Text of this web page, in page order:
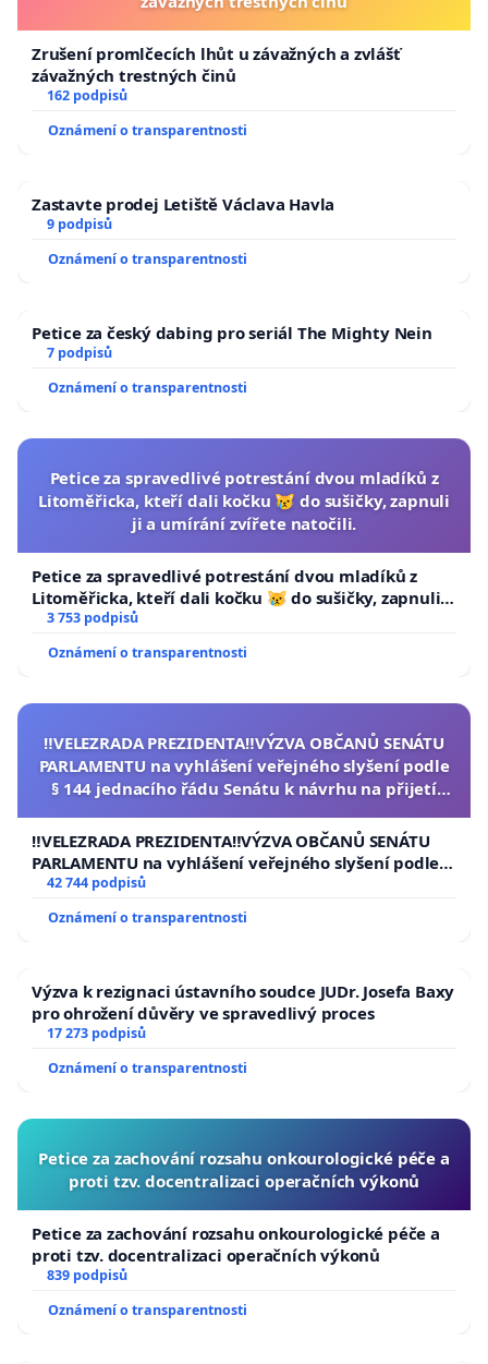
Zrušení promlčecích lhůt u závažných a zvlášť
závažných trestných činů
162 podpisů
Oznámení o transparentnosti
Zastavte prodej Letiště Václava Havla
9 podpisů
Oznámení o transparentnosti
Petice za český dabing pro seriál The Mighty Nein
7 podpisů
Oznámení o transparentnosti
Petice za spravedlivé potrestání dvou mladíků z
Litoměřicka, kteří dali kočku 😿 do sušičky, zapnuli
ji a umírání zvířete natočili.
Petice za spravedlivé potrestání dvou mladíků z
Litoměřicka, kteří dali kočku 😿 do sušičky, zapnuli ji
a umírání zvířete natočili.
3 753 podpisů
Oznámení o transparentnosti
‼️VELEZRADA PREZIDENTA‼️VÝZVA OBČANŮ SENÁTU
PARLAMENTU na vyhlášení veřejného slyšení podle
§ 144 jednacího řádu Senátu k návrhu na přijetí
republiky
‼️VELEZRADA PREZIDENTA‼️VÝZVA OBČANŮ SENÁTU
PARLAMENTU na vyhlášení veřejného slyšení podle §
144 jednacího řádu Senátu k návrhu na přijetí
usnesení k podání ústavní žaloby na prezidenta
republiky
42 744 podpisů
Oznámení o transparentnosti
Výzva k rezignaci ústavního soudce JUDr. Josefa Baxy
pro ohrožení důvěry ve spravedlivý proces
17 273 podpisů
Oznámení o transparentnosti
Petice za zachování rozsahu onkourologické péče a
proti tzv. docentralizaci operačních výkonů
Petice za zachování rozsahu onkourologické péče a
proti tzv. docentralizaci operačních výkonů
839 podpisů
Oznámení o transparentnosti